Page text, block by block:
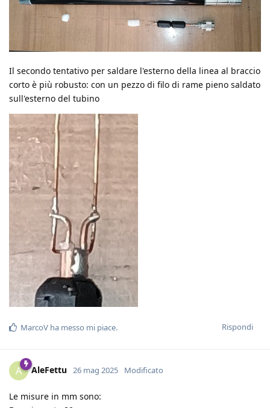
Il secondo tentativo per saldare l'esterno della linea al braccio
corto è più robusto: con un pezzo di filo di rame pieno saldato
sull'esterno del tubino
Rispondi
MarcoV ha messo mi piace.
A AleFettu 26 mag 2025 Modificato
Le misure in mm sono: